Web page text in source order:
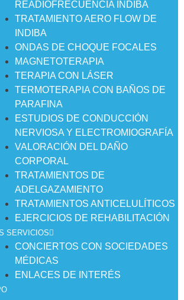
READIOFRECUENCIA INDIBA
TRATAMIENTO AERO FLOW DE
INDIBA
ONDAS DE CHOQUE FOCALES
MAGNETOTERAPIA
TERAPIA CON LÁSER
TERMOTERAPIA CON BAÑOS DE
PARAFINA
ESTUDIOS DE CONDUCCIÓN
NERVIOSA Y ELECTROMIOGRAFÍA
VALORACIÓN DEL DAÑO
CORPORAL
TRATAMIENTOS DE
ADELGAZAMIENTO
TRATAMIENTOS ANTICELULÍTICOS
EJERCICIOS DE REHABILITACIÓN
SERVICIOS
CONCIERTOS CON SOCIEDADES
MÉDICAS
ENLACES DE INTERÉS